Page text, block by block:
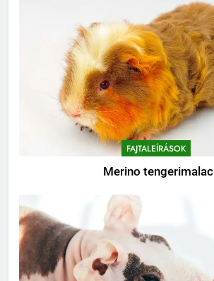
FAJTALEÍRÁSOK
Merino tengerimalac